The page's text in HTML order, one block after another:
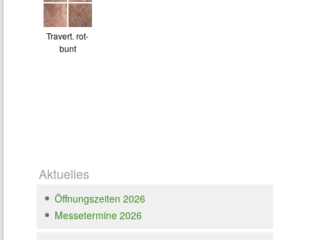
Travert. rot-
bunt
Aktuelles
Öffnungszeiten 2026
Messetermine 2026